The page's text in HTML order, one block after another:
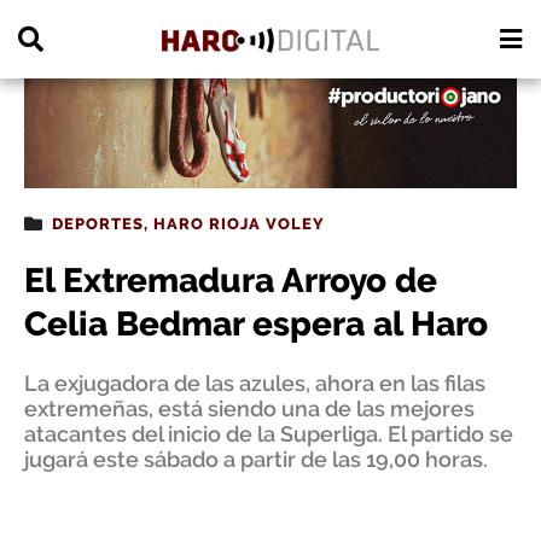
DEPORTES, HARO RIOJA VOLEY
El Extremadura Arroyo de
Celia Bedmar espera al Haro
La exjugadora de las azules, ahora en las filas
extremeñas, está siendo una de las mejores
atacantes del inicio de la Superliga. El partido se
jugará este sábado a partir de las 19,00 horas.